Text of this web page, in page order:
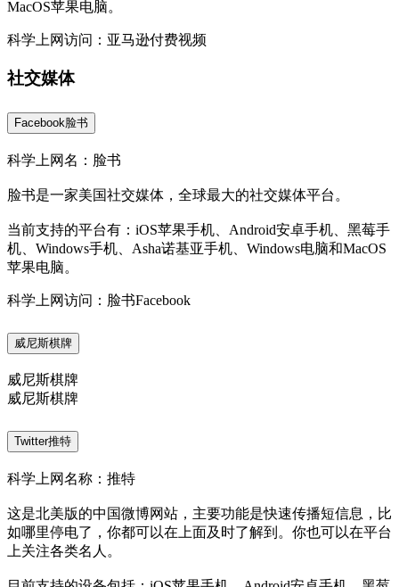
MacOS苹果电脑。
科学上网访问：亚马逊付费视频
社交媒体
Facebook脸书
科学上网名：脸书
脸书是一家美国社交媒体，全球最大的社交媒体平台。
当前支持的平台有：iOS苹果手机、Android安卓手机、黑莓手
机、Windows手机、Asha诺基亚手机、Windows电脑和MacOS
苹果电脑。
科学上网访问：脸书Facebook
威尼斯棋牌
威尼斯棋牌
威尼斯棋牌
Twitter推特
科学上网名称：推特
这是北美版的中国微博网站，主要功能是快速传播短信息，比
如哪里停电了，你都可以在上面及时了解到。你也可以在平台
上关注各类名人。